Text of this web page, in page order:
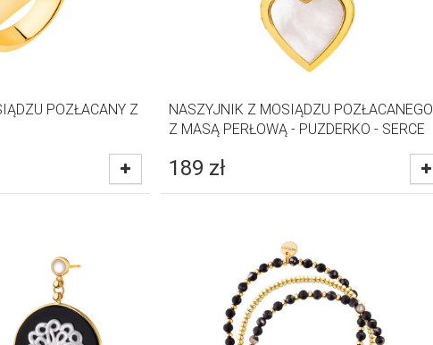
POZŁACANY Z
NASZYJNIK Z MOSIĄDZU POZŁACANEGO
Z MASĄ PERŁOWĄ - PUZDERKO - SERCE
189 zł